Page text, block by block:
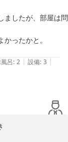
ましたが、部屋は問
ったかと。
呂: 2 | 設備: 3 |
とうございま